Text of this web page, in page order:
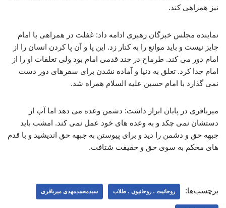
نیز همراهی کند.
نماینده مجلس خبرگان رهبری ادامه داد: غفلت در همراهی با امام
جایز نیست و باید موانع را به کنار زد. این پا و آن پا کردن انسان را از
امام دور می کند. طرماح در چند قدمی امام بود ولی تعلقات او را از
امام جدا کرد. تعلق به دنیا و آماده نشدن برای سفرهای دور دست
نمی گذارد با امام حسین علیه السلام همراه شد.
میرباقری در پایان ابراز داشت: دشمن وعده می دهد اما آب از
دستشان نمی چکد و به وعده های خود عمل نمی کند. امشب باید
جبهه حق و دشمن را دید و برای پیوستن به جبهه حق اندیشید و با قدم
های محکم به سوی حق و حقیقت شتافت.
برچسب‌ها: روحانیت ، روحانیون ، طلاب سیدمحمدمهدی میرباقری